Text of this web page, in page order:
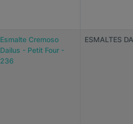
Esmalte Cremoso
Dailus - Petit Four -
236
ESMALTES